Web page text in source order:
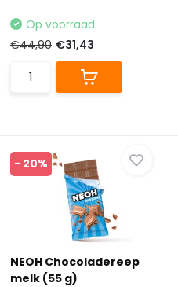
Op voorraad
€44,90 €31,43
- 20%
NEOH Chocoladereep
melk (55 g)